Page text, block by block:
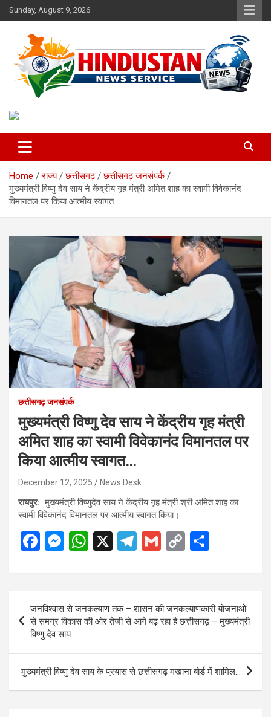
Skip
to
Sunday, August 9, 2026
Hindustan News Service
Home राज्य छत्तीसगढ़
छत्तीसगढ़ जनसंपर्क
मुख्यमंत्री विष्णु देव साय ने केंद्रीय गृह मंत्री अमित शाह का स्वामी विवेकानंद
विमानतल पर किया आत्मीय स्वागत…
छत्तीसगढ़ जनसंपर्क
मुख्यमंत्री विष्णु देव साय ने केंद्रीय गृह मंत्री
अमित शाह का स्वामी विवेकानंद विमानतल पर
किया आत्मीय स्वागत…
December 12, 2025 News Desk
रायपुर:मुख्यमंत्री विष्णुदेव साय ने केंद्रीय गृह मंत्री श्री अमित शाह का
स्वामी विवेकानंद विमानतल पर आत्मीय स्वागत किया।
F
ce
b
o
o
k
M
se
n
g
er
W
at
A
p
X
T
e
a
G
ail
C
py
n
ar
e
navigation
जनविश्वास से जनकल्याण तक – शासन की जनकल्याणकारी योजनाओं
से समग्र विकास की ओर तेजी से आगे बढ़ रहा है छत्तीसगढ़ – मुख्यमंत्री
विष्णु देव साय…
मुख्यमंत्री विष्णु देव साय के प्रयास से छत्तीसगढ़ मखाना बोर्ड में शामिल…